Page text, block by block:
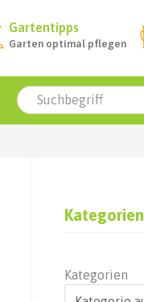
Gartentipps
Garten optimal pflegen
Kategorien
Kategorien